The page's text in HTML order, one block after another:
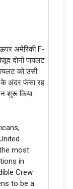
अमेरिकी F-
दोनों पायलट
को उसी
के अंदर फंसा रह
शुरू किया
most
in
Crew
to be a